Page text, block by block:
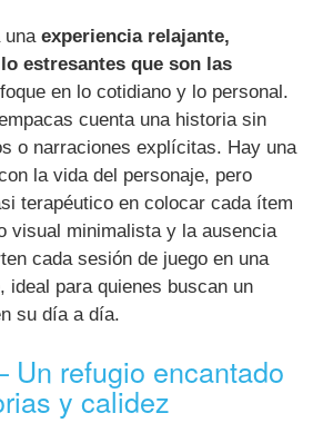
unaexperiencia relajante,
estresantes que son las
en lo cotidiano y lo personal.
cuenta una historia sin
o narraciones explícitas. Hay una
la vida del personaje, pero
terapéutico en colocar cada ítem
visual minimalista y la ausencia
cada sesión de juego en una
ideal para quienes buscan un
su día a día.
Un refugio encantado
y calidez